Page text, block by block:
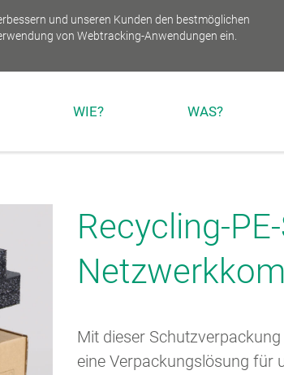
und unseren Kunden den bestmöglichen
von Webtracking-Anwendungen ein.
WIE? WAS?
Recycling-
Mit dieser
eine Verpackungslösung für